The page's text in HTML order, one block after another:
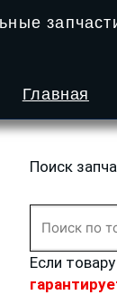
Главная
Поиск
Если